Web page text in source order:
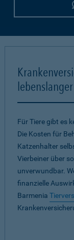
Für Tiere gibt es
Die Kosten für
Katzenhalter
Vierbeiner über
unverwundbar.
finanzielle
Barmenia